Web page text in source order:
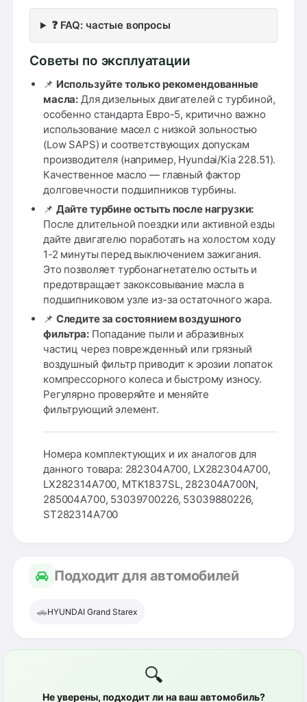
❓ FAQ: частые вопросы
Советы по эксплуатации
📌 Используйте только рекомендованные
масла: Для дизельных двигателей с турбиной,
особенно стандарта Евро-5, критично важно
использование масел с низкой зольностью
(Low SAPS) и соответствующих допускам
производителя (например, Hyundai/Кia 228.51).
Качественное масло — главный фактор
долговечности подшипников турбины.
📌 Дайте турбине остыть после нагрузки:
После длительной поездки или активной езды
дайте двигателю поработать на холостом ходу
1-2 минуты перед выключением зажигания.
Это позволяет турбонагнетателю остыть и
предотвращает закоксовывание масла в
подшипниковом узле из-за остаточного жара.
📌 Следите за состоянием воздушного
фильтра:Попадание пыли и абразивных
частиц через поврежденный или грязный
воздушный фильтр приводит к эрозии лопаток
компрессорного колеса и быстрому износу.
Регулярно проверяйте и меняйте
фильтрующий элемент.
Номера комплектующих и их аналогов для
данного товара: 282304A700, LX282304A700,
LX282314A700, MTK1837SL, 282304A700N,
285004A700, 53039700226, 53039880226,
ST282314A700
Подходит для автомобилей
🚗HYUNDAI Grand Starex
🔍
Не уверены, подходит ли на ваш автомобиль?